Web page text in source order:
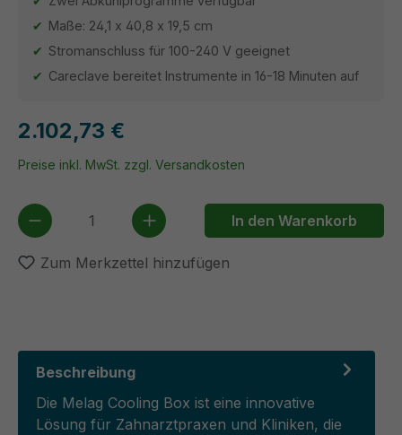
Maße: 24,1 x 40,8 x 19,5 cm
Stromanschluss für 100-240 V geeignet
Careclave bereitet Instrumente in 16-18 Minuten auf
2.102,73 €
Preise inkl. MwSt. zzgl. Versandkosten
Produkt Anzahl: Gib den gewünschten
In den Warenkorb
Zum Merkzettel hinzufügen
Beschreibung
Die Melag Cooling Box ist eine innovative
Lösung für Zahnarztpraxen und Kliniken, die